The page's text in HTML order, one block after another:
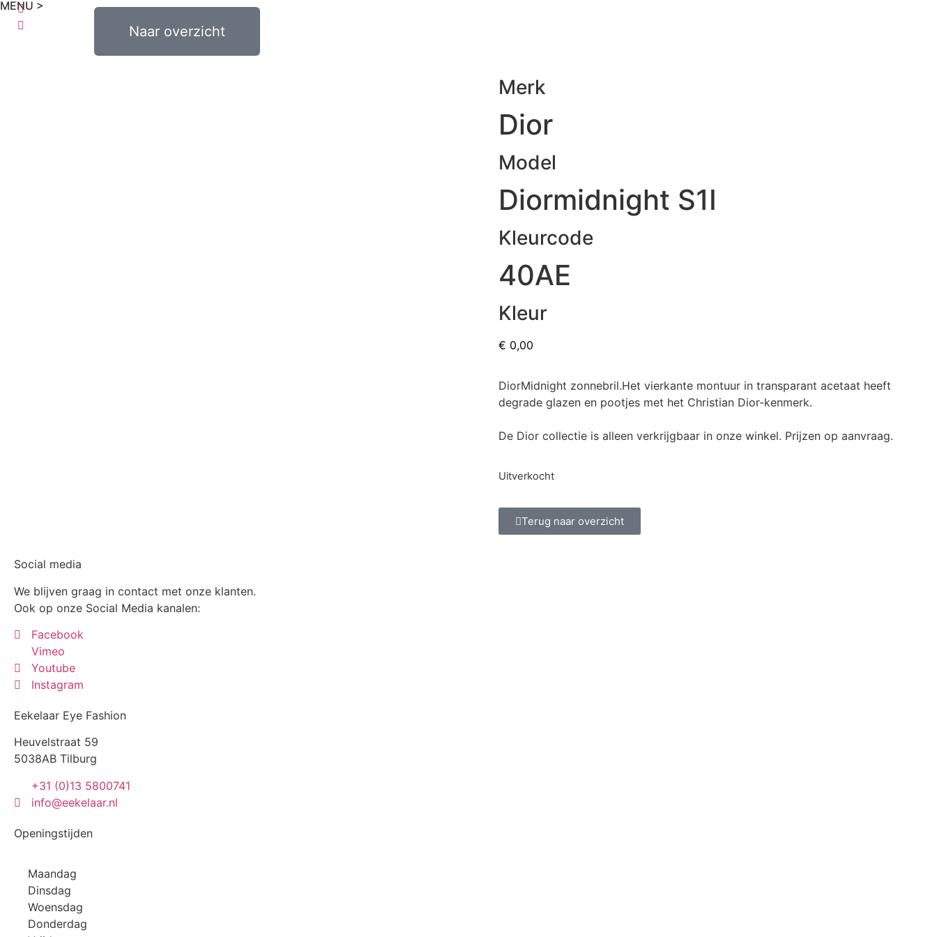
MENU >
Naar overzicht
0,00 0
Merk
Dior
Model
Diormidnight S1I
Kleurcode
40AE
Kleur
€ 0,00
DiorMidnight zonnebril.Het vierkante montuur in transparant acetaat heeft
degrade glazen en pootjes met het Christian Dior-kenmerk.
De Dior collectie is alleen verkrijgbaar in onze winkel. Prijzen op aanvraag.
Uitverkocht
Terug naar overzicht
Social media
We blijven graag in contact met onze klanten.
Ook op onze Social Media kanalen:
Facebook
Vimeo
Youtube
Instagram
Eekelaar Eye Fashion
Heuvelstraat 59
5038AB Tilburg
+31 (0)13 5800741
info@eekelaar.nl
Openingstijden
Maandag
Dinsdag
Woensdag
Donderdag